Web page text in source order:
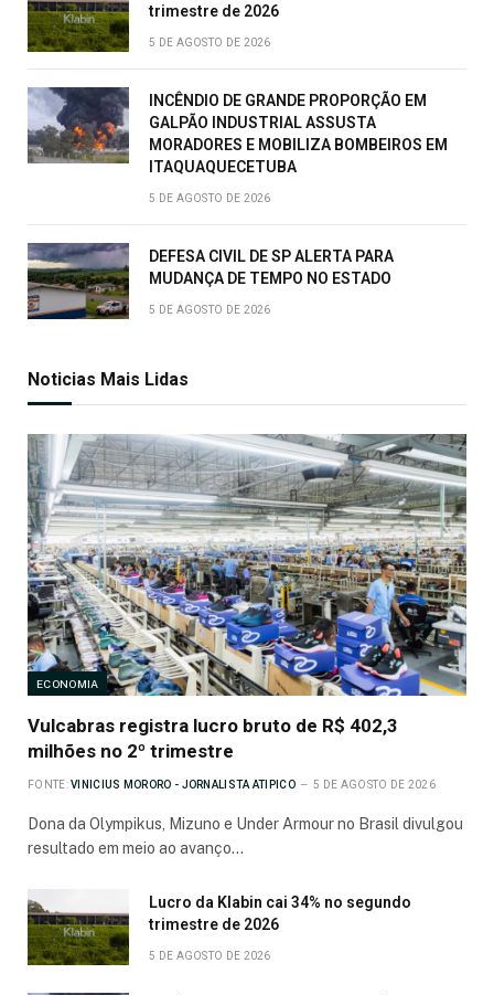
trimestre de 2026
5 DE AGOSTO DE 2026
INCÊNDIO DE GRANDE PROPORÇÃO EM
GALPÃO INDUSTRIAL ASSUSTA
MORADORES E MOBILIZA BOMBEIROS EM
ITAQUAQUECETUBA
5 DE AGOSTO DE 2026
DEFESA CIVIL DE SP ALERTA PARA
MUDANÇA DE TEMPO NO ESTADO
5 DE AGOSTO DE 2026
Noticias Mais Lidas
ECONOMIA
Vulcabras registra lucro bruto de R$ 402,3
milhões no 2º trimestre
FONTE: VINICIUS MORORO - JORNALISTA ATIPICO 5 DE AGOSTO DE 2026
Dona da Olympikus, Mizuno e Under Armour no Brasil divulgou
resultado em meio ao avanço…
Lucro da Klabin cai 34% no segundo
trimestre de 2026
5 DE AGOSTO DE 2026